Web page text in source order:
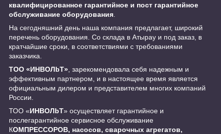
квалифицированное гарантийное и пост гарантийное
обслуживание оборудования
На сегодняшний день наша компания предлагает, широкий
перечень оборудования. Со склада в Атырау и под заказ, в
кратчайшие сроки, в соответствиями с требованиями
заказчика.
ТОО «ИНBOЛbT» , зарекомендовала себя надежным и
эффективным партнером, и в настоящее время является
официальным дилером и представителем многих компаний
России.
ТОО «ИНBOЛbT» осуществляет гарантийное и
послегарантийное сервисное обслуживание
КОМПРЕССОРОВ, насосов, сварочных агрегатов,